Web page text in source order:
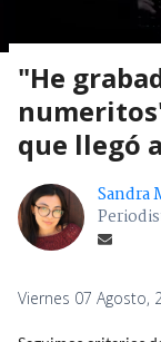
"He
que llegó
Sandra
Viernes 07 Agosto,